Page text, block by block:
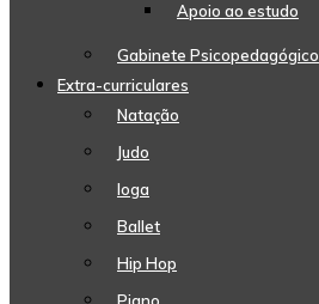
Apoio ao estudo
Gabinete Psicopedagógico
Extra-curriculares
Natação
Judo
Ioga
Ballet
Hip Hop